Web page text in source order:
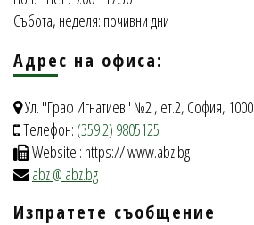
Събота, неделя: почивни дни
Адрес на офиса:
Ул. "Граф Игнатиев" №2 , ет.2, София, 1000
Телефон: (359 2) 9805125
Website : https:// www.abz.bg
abz @ abz.bg
Изпратете съобщение